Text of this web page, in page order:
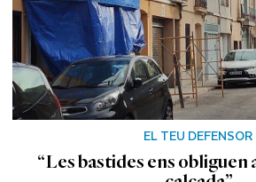
EL TEU DEFENSOR
“Les bastides ens obliguen